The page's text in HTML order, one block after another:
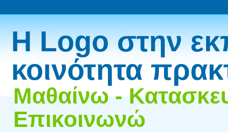
Η Logo στην
κοινότητα
Μαθαίνω -
Επικοινωνώ